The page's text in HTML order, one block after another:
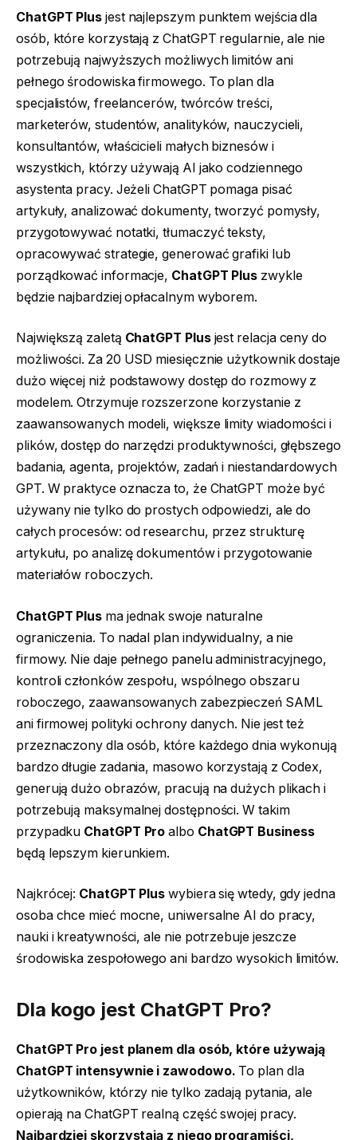
ChatGPT Plus jest najlepszym punktem wejścia dla
osób, które korzystają z ChatGPT regularnie, ale nie
potrzebują najwyższych możliwych limitów ani
pełnego środowiska firmowego. To plan dla
specjalistów, freelancerów, twórców treści,
marketerów, studentów, analityków, nauczycieli,
konsultantów, właścicieli małych biznesów i
wszystkich, którzy używają AI jako codziennego
asystenta pracy. Jeżeli ChatGPT pomaga pisać
artykuły, analizować dokumenty, tworzyć pomysły,
przygotowywać notatki, tłumaczyć teksty,
opracowywać strategie, generować grafiki lub
porządkować informacje, ChatGPT Plus zwykle
będzie najbardziej opłacalnym wyborem.
Największą zaletą ChatGPT Plusjest relacja ceny do
możliwości. Za 20 USD miesięcznie użytkownik dostaje
dużo więcej niż podstawowy dostęp do rozmowy z
modelem. Otrzymuje rozszerzone korzystanie z
zaawansowanych modeli, większe limity wiadomości i
plików, dostęp do narzędzi produktywności, głębszego
badania, agenta, projektów, zadań i niestandardowych
GPT. W praktyce oznacza to, że ChatGPT może być
używany nie tylko do prostych odpowiedzi, ale do
całych procesów: od researchu, przez strukturę
artykułu, po analizę dokumentów i przygotowanie
materiałów roboczych.
ChatGPT Plus ma jednak swoje naturalne
ograniczenia. To nadal plan indywidualny, a nie
firmowy. Nie daje pełnego panelu administracyjnego,
kontroli członków zespołu, wspólnego obszaru
roboczego, zaawansowanych zabezpieczeń SAML
ani firmowej polityki ochrony danych. Nie jest też
przeznaczony dla osób, które każdego dnia wykonują
bardzo długie zadania, masowo korzystają z Codex,
generują dużo obrazów, pracują na dużych plikach i
potrzebują maksymalnej dostępności. W takim
przypadku ChatGPT Pro albo ChatGPT Business
będą lepszym kierunkiem.
Najkrócej: ChatGPT Plus wybiera się wtedy, gdy jedna
osoba chce mieć mocne, uniwersalne AI do pracy,
nauki i kreatywności, ale nie potrzebuje jeszcze
środowiska zespołowego ani bardzo wysokich limitów.
Dla kogo jest ChatGPT Pro?
ChatGPT Pro jest planem dla osób, które używają
ChatGPT intensywnie i zawodowo. To plan dla
użytkowników, którzy nie tylko zadają pytania, ale
opierają na ChatGPT realną część swojej pracy.
Najbardziej skorzystają z niego programiści,